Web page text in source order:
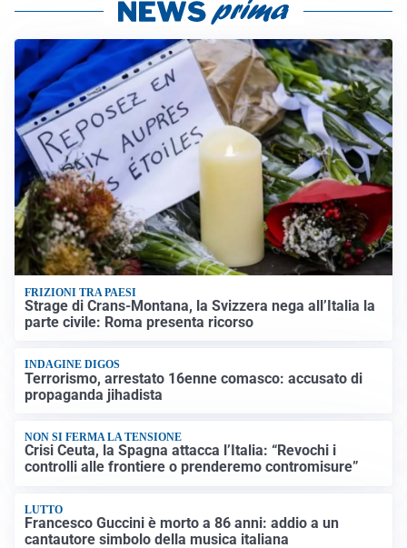
FRIZIONI TRA PAESI
Strage di Crans-Montana, la Svizzera nega all’Italia la
parte civile: Roma presenta ricorso
INDAGINE DIGOS
Terrorismo, arrestato 16enne comasco: accusato di
propaganda jihadista
NON SI FERMA LA TENSIONE
Crisi Ceuta, la Spagna attacca l’Italia: “Revochi i
controlli alle frontiere o prenderemo contromisure”
LUTTO
Francesco Guccini è morto a 86 anni: addio a un
cantautore simbolo della musica italiana